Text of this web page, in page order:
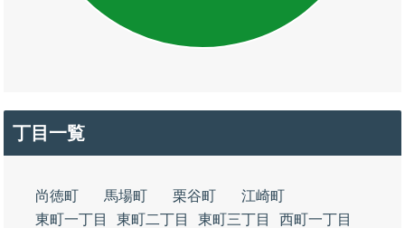
丁目一覧
尚徳町 馬場町 栗谷町
江崎町
東町一丁目
東町二丁目 東町三丁目
西町一丁目